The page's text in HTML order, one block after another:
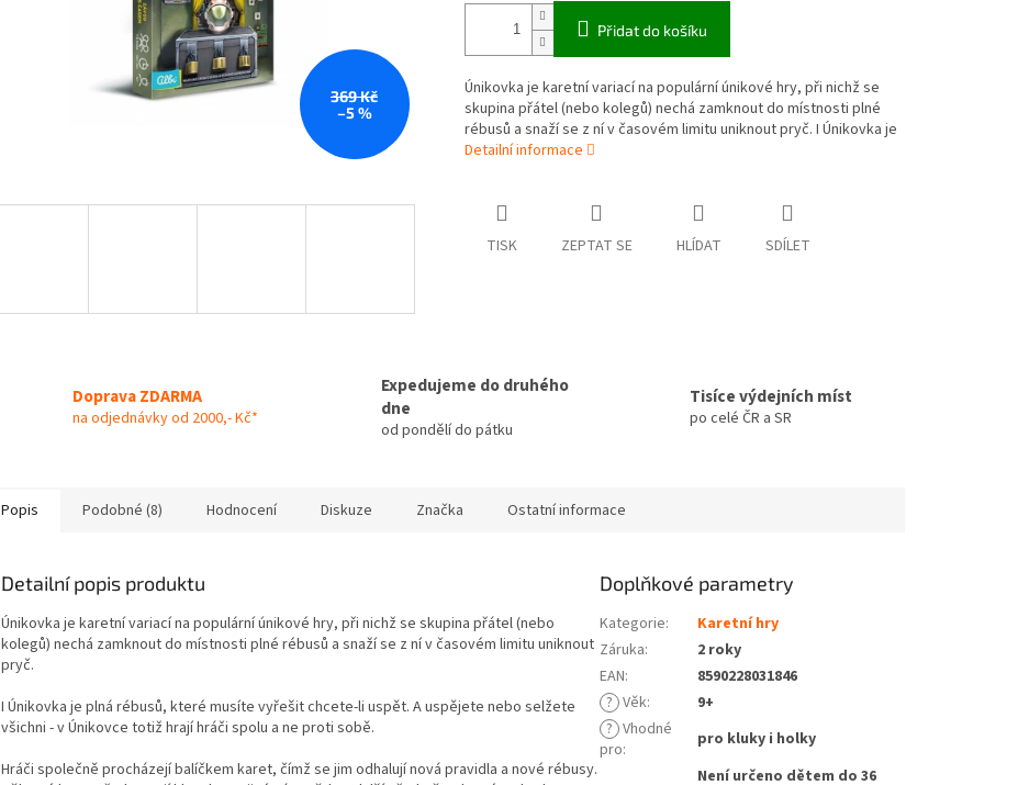
369 Kč
–5 %
Přidat do košíku
Únikovka je karetní variací na populární únikové hry, při nichž se
skupina přátel (nebo kolegů) nechá zamknout do místnosti plné
rébusů a snaží se z ní v časovém limitu uniknout pryč. I Únikovka je
Detailní informace
TISK ZEPTAT SE HLÍDAT SDÍLET
Doprava ZDARMA
na odjednávky od 2000,- Kč*
Expedujeme do druhého
dne
od pondělí do pátku
Tisíce výdejních míst
po celé ČR a SR
Popis Podobné (8) Hodnocení Diskuze Značka Ostatní informace
Detailní popis produktu
Únikovka je karetní variací na populární únikové hry, při nichž se skupina přátel (nebo
kolegů) nechá zamknout do místnosti plné rébusů a snaží se z ní v časovém limitu uniknout
pryč.
I Únikovka je plná rébusů, které musíte vyřešit chcete-li uspět. A uspějete nebo selžete
všichni - v Únikovce totiž hrají hráči spolu a ne proti sobě.
Hráči společně procházejí balíčkem karet, čímž se jim odhalují nová pravidla a nové rébusy.
Doplňkové parametry
Kategorie:
Karetní hry
Záruka:
2 roky
EAN:
8590228031846
? Věk:
9+
? Vhodné
pro: pro kluky i holky
Není určeno dětem do 36